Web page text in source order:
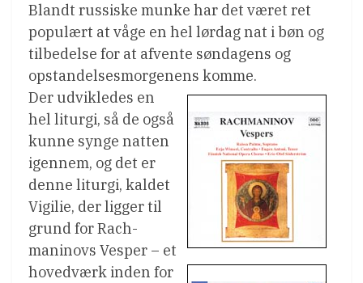
Blandt russiske munke har det været ret
populært at våge en hel lørdag nat i bøn og
tilbedelse for at afvente søndagens og
opstandelsesmorgenens komme.
Der udvikledes en
hel liturgi, så de også
kunne synge natten
igennem, og det er
denne liturgi, kaldet
Vigilie, der ligger til
grund for Rach-
maninovs Vesper – et
hovedværk inden for